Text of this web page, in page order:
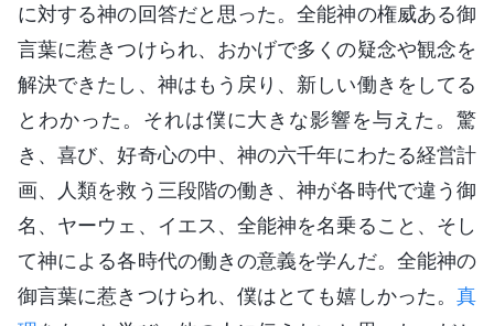
に対する神の回答だと思った。全能神の権威ある御
言葉に惹きつけられ、おかげで多くの疑念や観念を
解決できたし、神はもう戻り、新しい働きをしてる
とわかった。それは僕に大きな影響を与えた。驚
き、喜び、好奇心の中、神の六千年にわたる経営計
画、人類を救う三段階の働き、神が各時代で違う御
名、ヤーウェ、イエス、全能神を名乗ること、そし
て神による各時代の働きの意義を学んだ。全能神の
御言葉に惹きつけられ、僕はとても嬉しかった。 真